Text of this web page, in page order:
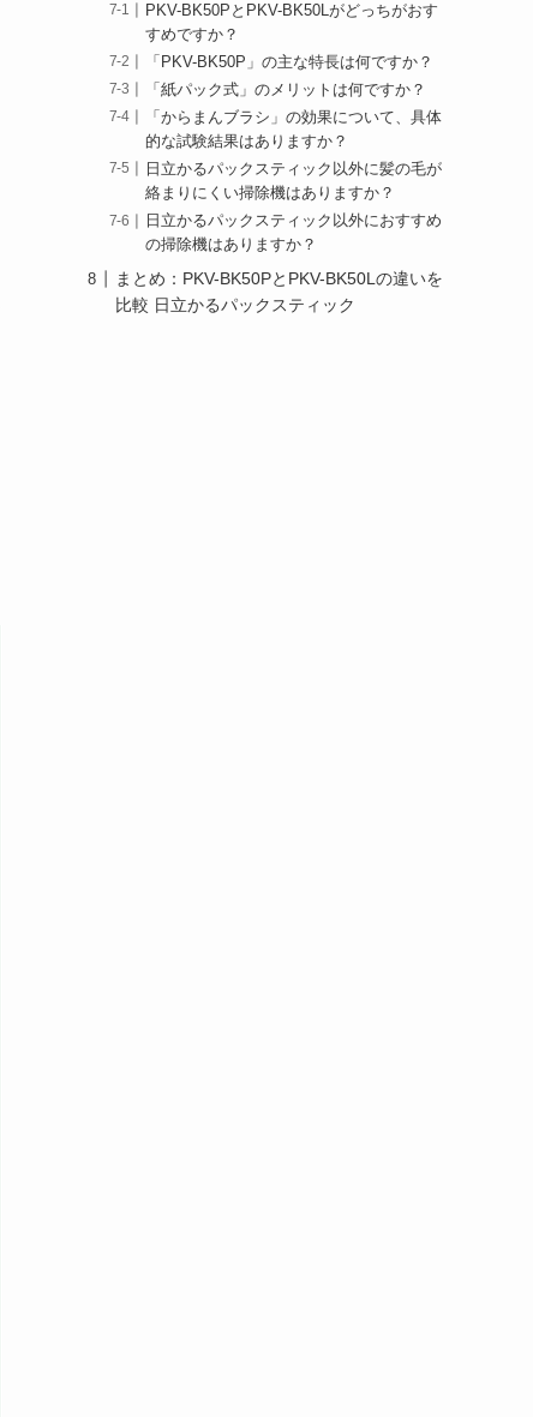
PKV-BK50PとPKV-BK50Lがどっちがおす
すめですか？
「PKV-BK50P」の主な特長は何ですか？
「紙パック式」のメリットは何ですか？
「からまんブラシ」の効果について、具体
的な試験結果はありますか？
日立かるパックスティック以外に髪の毛が
絡まりにくい掃除機はありますか？
日立かるパックスティック以外におすすめ
の掃除機はありますか？
まとめ：PKV-BK50PとPKV-BK50Lの違いを
比較 日立かるパックスティック